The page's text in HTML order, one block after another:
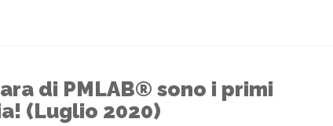
di PMLAB® sono i primi
(Luglio 2020)